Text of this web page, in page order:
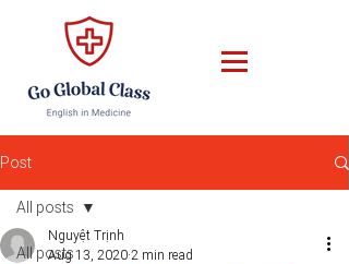
Post
All posts
All posts
Nguyệt Trịnh
Aug 13, 2020 2 min read